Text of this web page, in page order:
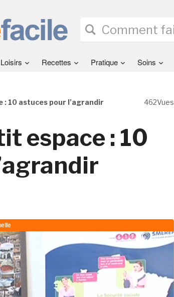
Loisirs Recettes Pratique Soins
462Vues
: 10 astuces pour l’agrandir
espace : 10